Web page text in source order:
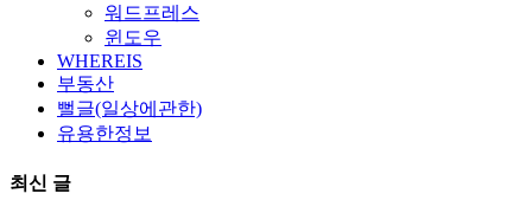
워드프레스
윈도우
WHEREIS
부동산
뻘글(일상에관한)
유용한정보
최신 글